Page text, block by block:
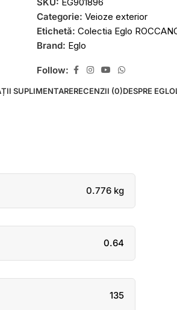
Categorie: Veioze exterior
Etichetă: Colectia Eglo
Brand: Eglo
Follow:
SUPLIMENTARERECENZII (0)DESPRE EGLO
0.776 kg
0.64
135